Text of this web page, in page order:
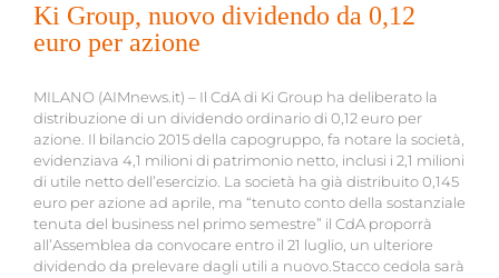
Ki Group, nuovo dividendo da 0,12
euro per azione
MILANO (AIMnews.it) – Il CdA di Ki Group ha deliberato la
distribuzione di un dividendo ordinario di 0,12 euro per
azione. Il bilancio 2015 della capogruppo, fa notare la società,
evidenziava 4,1 milioni di patrimonio netto, inclusi i 2,1 milioni
di utile netto dell’esercizio. La società ha già distribuito 0,145
euro per azione ad aprile, ma “tenuto conto della sostanziale
tenuta del business nel primo semestre” il CdA proporrà
all’Assemblea da convocare entro il 21 luglio, un ulteriore
dividendo da prelevare dagli utili a nuovo.Stacco cedola sarà